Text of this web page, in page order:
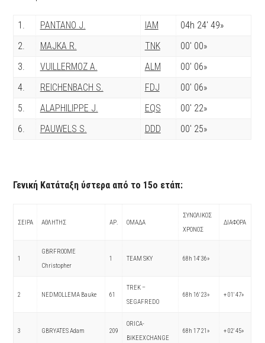
1. PANTANO J. IAM
04h 24′ 49»
2.
MAJKA R. TNK
00′ 00»
3.
VUILLERMOZ A. ALM
00′ 06»
4.
REICHENBACH S. FDJ
00′ 06»
5.
ALAPHILIPPE J. EQS
00′ 22»
6.
PAUWELS S. DDD 00′ 25»
Γενική Κατάταξη ύστερα από το 15ο ετάπ:
ΣΕΙΡΑ ΑΘΛΗΤΗΣ ΑΡ. ΟΜΑΔΑ
ΣΥΝΟΛΙΚΟΣ
ΧΡΟΝΟΣ
ΔΙΑΦΟΡΑ
1
GBRFROOME
Christopher
1 TEAM SKY 68h 14′ 36»
2 NEDMOLLEMA Bauke 61
TREK –
SEGAFREDO
68h 16′ 23» + 01′ 47»
3 GBRYATES Adam 209
ORICA-
BIKEEXCHANGE
68h 17′ 21» + 02′ 45»